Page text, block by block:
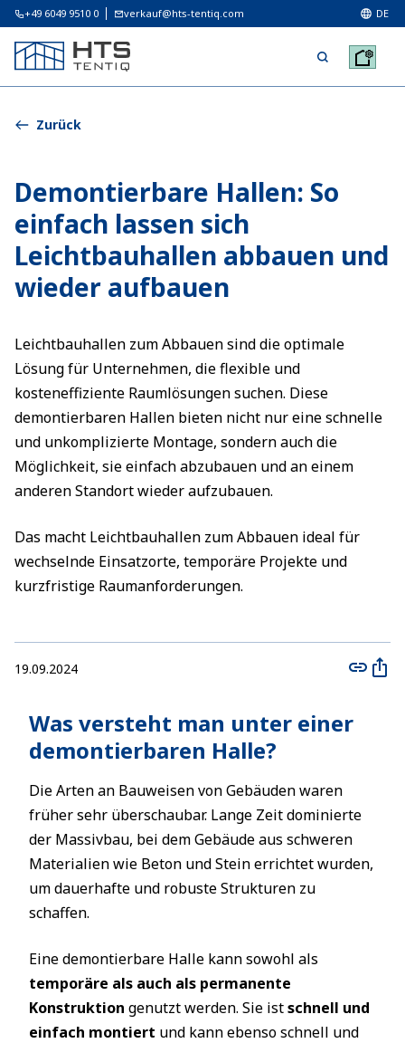
+49 6049 9510 0 verkauf@hts-tentiq.com DE
Zurück
Demontierbare Hallen: So
einfach lassen sich
Leichtbauhallen abbauen und
wieder aufbauen
Leichtbauhallen zum Abbauen sind die optimale
Lösung für Unternehmen, die flexible und
kosteneffiziente Raumlösungen suchen. Diese
demontierbaren Hallen bieten nicht nur eine schnelle
und unkomplizierte Montage, sondern auch die
Möglichkeit, sie einfach abzubauen und an einem
anderen Standort wieder aufzubauen.
Das macht Leichtbauhallen zum Abbauen ideal für
wechselnde Einsatzorte, temporäre Projekte und
kurzfristige Raumanforderungen.
19.09.2024
Was versteht man unter einer
demontierbaren Halle?
Die Arten an Bauweisen von Gebäuden waren
früher sehr überschaubar. Lange Zeit dominierte
der Massivbau, bei dem Gebäude aus schweren
Materialien wie Beton und Stein errichtet wurden,
um dauerhafte und robuste Strukturen zu
schaffen.
Eine demontierbare Halle kann sowohl als
temporäre als auch als permanente
Konstruktion genutzt werden. Sie istschnell und
einfach montiert und kann ebenso schnell und